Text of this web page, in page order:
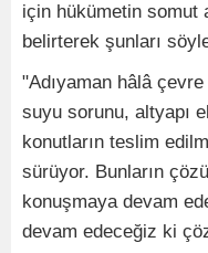
için hükümetin somut
belirterek şunları
"Adıyaman hâlâ
suyu sorunu, altyapı
konutların teslim
sürüyor. Bunların
konuşmaya devam
devam edeceğiz ki